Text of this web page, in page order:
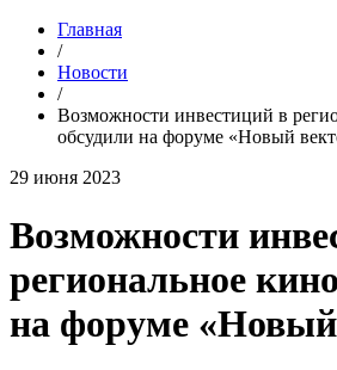
Главная
/
Новости
/
Возможности инвестиций в
обсудили на форуме «Новый
29 июня 2023
Возможности
региональное
на форуме «Новый